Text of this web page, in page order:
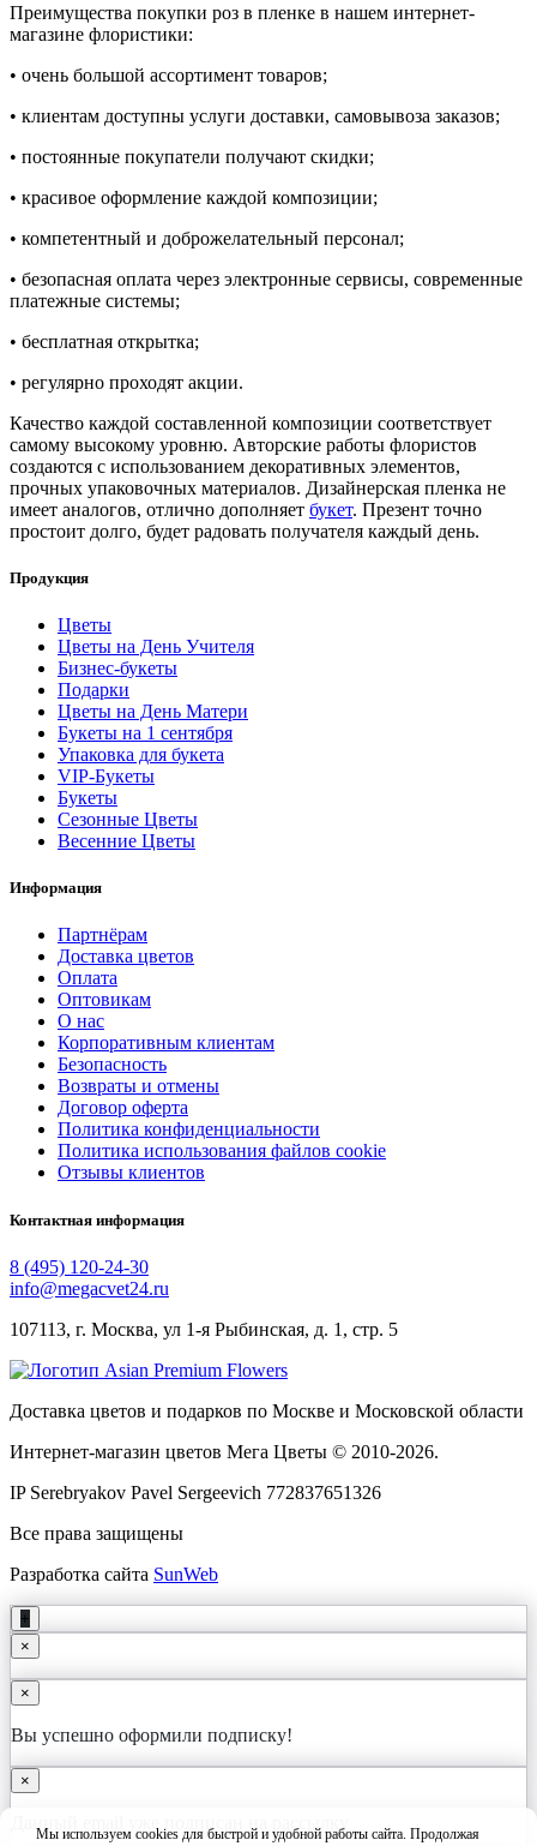
Преимущества покупки роз в пленке в нашем интернет-
магазине флористики:
• очень большой ассортимент товаров;
• клиентам доступны услуги доставки, самовывоза заказов;
• постоянные покупатели получают скидки;
• красивое оформление каждой композиции;
• компетентный и доброжелательный персонал;
• безопасная оплата через электронные сервисы, современные
платежные системы;
• бесплатная открытка;
• регулярно проходят акции.
Качество каждой составленной композиции соответствует
самому высокому уровню. Авторские работы флористов
создаются с использованием декоративных элементов,
прочных упаковочных материалов. Дизайнерская пленка не
имеет аналогов, отлично дополняет букет. Презент точно
простоит долго, будет радовать получателя каждый день.
Продукция
Цветы
Цветы на День Учителя
Бизнес-букеты
Подарки
Цветы на День Матери
Букеты на 1 сентября
Упаковка для букета
VIP-Букеты
Букеты
Сезонные Цветы
Весенние Цветы
Информация
Партнёрам
Доставка цветов
Оплата
Оптовикам
О нас
Корпоративным клиентам
Безопасность
Возвраты и отмены
Договор оферта
Политика конфиденциальности
Политика использования файлов cookie
Отзывы клиентов
Контактная информация
8 (495) 120-24-30
info@megacvet24.ru
107113, г. Москва, ул 1-я Рыбинская, д. 1, стр. 5
Доставка цветов и подарков по Москве и Московской области
Интернет-магазин цветов Мега Цветы © 2010-2026.
IP Serebryakov Pavel Sergeevich 772837651326
Все права защищены
Разработка сайта SunWeb
Мы используем cookies для быстрой и удобной работы сайта. Продолжая
+
×
×
Вы успешно оформили подписку!
×